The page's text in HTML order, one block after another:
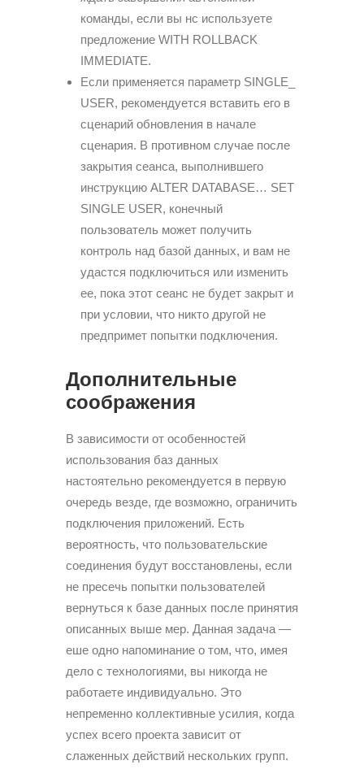
команды, если вы нс используете
предложение WITH ROLLBACK
IMMEDIATE.
Если применяется параметр SINGLE_
USER, рекомендуется вставить его в
сценарий обновления в начале
сценария. В противном случае после
закрытия сеанса, выполнившего
инструкцию ALTER DATABASE… SET
SINGLE USER, конечный
пользователь может получить
контроль над базой данных, и вам не
удастся подключиться или изменить
ее, пока этот сеанс не будет закрыт и
при условии, что никто другой не
предпримет попытки подключения.
Дополнительные
соображения
В зависимости от особенностей
использования баз данных
настоятельно рекомендуется в первую
очередь везде, где возможно, ограничить
подключения приложений. Есть
вероятность, что пользовательские
соединения будут восстановлены, если
не пресечь попытки пользователей
вернуться к базе данных после принятия
описанных выше мер. Данная задача —
еше одно напоминание о том, что, имея
дело с технологиями, вы никогда не
работаете индивидуально. Это
непременно коллективные усилия, когда
успех всего проекта зависит от
слаженных действий нескольких групп.